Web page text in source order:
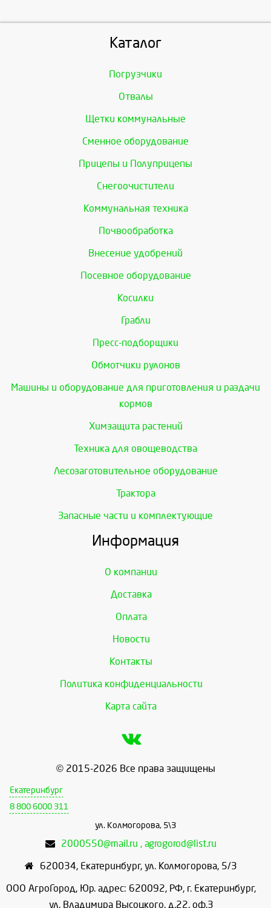
Каталог
Погрузчики
Отвалы
Щетки коммунальные
Сменное оборудование
Прицепы и Полуприцепы
Снегоочистители
Коммунальная техника
Почвообработка
Внесение удобрений
Посевное оборудование
Косилки
Грабли
Пресс-подборщики
Обмотчики рулонов
Машины и оборудование для приготовления и раздачи
кормов
Химзащита растений
Техника для овощеводства
Лесозаготовительное оборудование
Трактора
Запасные части и комплектующие
Информация
О компании
Доставка
Оплата
Новости
Контакты
Политика конфиденциальности
Карта сайта
© 2015-2026 Все права защищены
Екатеринбург
8 800 6000 311
ул. Колмогорова, 5\3
2000550@mail.ru , agrogorod@list.ru
620034, Екатеринбург, ул. Колмогорова, 5/3
ООО АгроГород, Юр. адрес: 620092, РФ, г. Екатеринбург,
ул. Владимира Высоцкого, д.22, оф.3